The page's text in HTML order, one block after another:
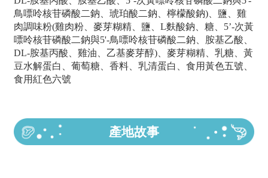
鳥嘌呤核苷磷酸二鈉、琥珀酸二鈉、檸檬酸鈉)、鹽、雞
肉調味粉(雞肉粉、麥芽糊精、鹽、L麩酸鈉、糖、5’-次黃
嘌呤核苷磷酸二鈉與5'-鳥嘌呤核苷磷酸二鈉、胺基乙酸、
DL-胺基丙酸、雞油、乙基麥芽醇)、麥芽糊精、乳糖、黃
豆水解蛋白、葡萄糖、香料、乳清蛋白、食用黃色五號、
食用紅色六號
產地故事